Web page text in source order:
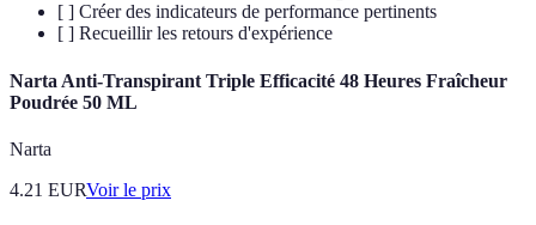
[ ] Créer des indicateurs de performance pertinents
[ ] Recueillir les retours d'expérience
Narta Anti-Transpirant Triple Efficacité 48 Heures Fraîcheur
Poudrée 50 ML
Narta
4.21 EURVoir le prix